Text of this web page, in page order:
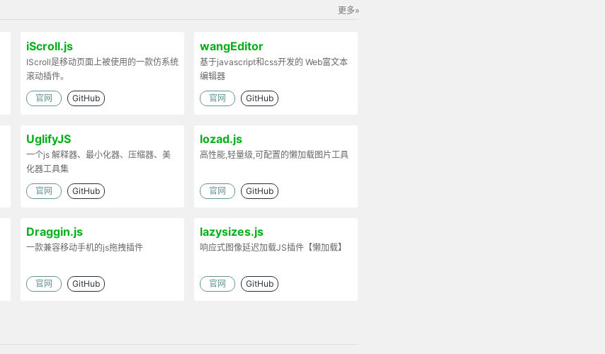
更多»
iScroll.js
IScroll是移动页面上被使用的一款仿系统
滚动插件。
官网 GitHub
wangEditor
基于javascript和css开发的 Web富文本
编辑器
官网 GitHub
UglifyJS
一个js 解释器、最小化器、压缩器、美
化器工具集
官网 GitHub
lozad.js
高性能,轻量级,可配置的懒加载图片工具
官网 GitHub
Draggin.js
一款兼容移动手机的js拖拽插件
官网 GitHub
lazysizes.js
响应式图像延迟加载JS插件【懒加载】
官网 GitHub